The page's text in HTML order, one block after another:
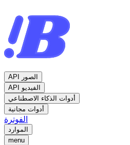
API الصور
API الفيديو
أدوات الذكاء الاصطناعي
أدوات مجانية
الفوترة
الموارد
menu